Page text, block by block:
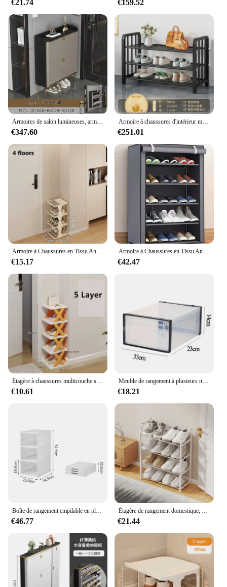
customers. The armoire's availability in multiple
sizes ensures that it caters to a wide range of storage
needs, making it a versatile product for both
individual and commercial use. Whether you're
looking to stock up for your store or seeking a
reliable supplier, this armoire meets all your
requirements.
€21.74 €159.52
Armoires de salon lumineuses, armoire d'organisation de chaussures, meubles de chambre, armoires de salon, tapis d'évaluation de chaussures, étagère à chaussures, sac fourre-tout
€347.60
Armoire à chaussures d'intérieur minimaliste, petit meuble étroit, simple, cloison superposée
€251.01
Armoire à Chaussures en Tissu Anti-Poussière, Rangement Multicouche T1, Non Tissés, Ménage, Type Économique
€15.17
Armoire à Chaussures en Tissu Anti-Poussière, Rangement Simple, Type Économique, Multicouche, Non-tissés T1, Meuble Ménager
€42.47
Étagère à chaussures multicouche simple, étagères à chaussures amovibles, poignées de stockage, armoire à documents, économise la famille et le ménage, T1, nouveau
€10.61
Meuble de rangement à plusieurs niveaux pour chaussures, chambre à coucher, salon, dortoir, anti-poussière, simple, évaluation, BLOShoe T1, maison
€18.21
€46.77 €21.44